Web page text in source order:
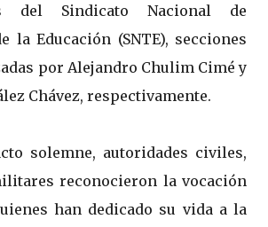
del Sindicato Nacional de
la Educación (SNTE), secciones
por Alejandro Chulim Cimé y
Chávez, respectivamente.
solemne, autoridades civiles,
reconocieron la vocación
han dedicado su vida a la